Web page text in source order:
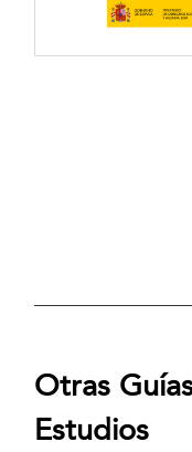
Otras
Estudios